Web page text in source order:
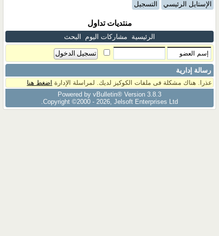
الإستايل الرئيسي التسجيل
منتديات تداول
الرئيسية مشاركات اليوم البحث
رسالة إدارية
عذرا. هناك مشكلة فى ملفات الكوكيز لديك. لمراسلة الإدارة اضغط هنا
Powered by vBulletin® Version 3.8.3
Copyright ©2000 - 2026, Jelsoft Enterprises Ltd.